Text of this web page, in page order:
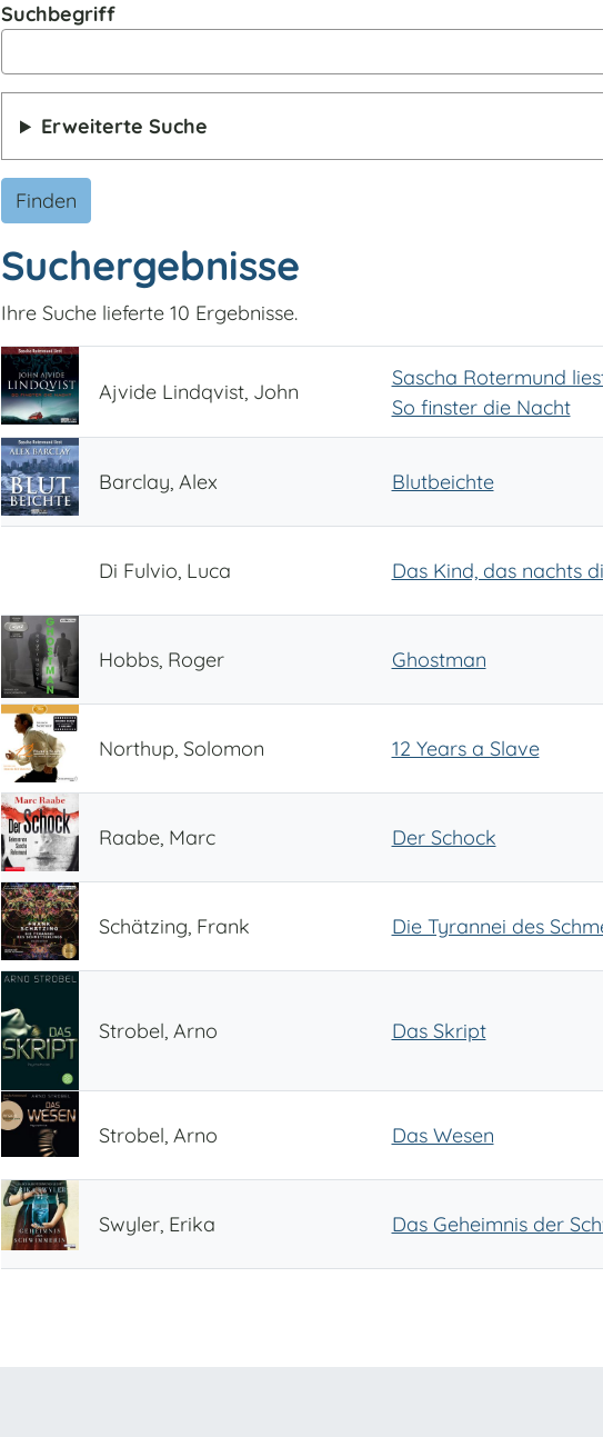
Suchbegriff
Erweiterte Suche
Finden
Suchergebnisse
Ihre Suche lieferte 10 Ergebnisse.
Ajvide Lindqvist, John
Sascha Rotermund
So finster die Nacht
Barclay, Alex Blutbeichte
Di Fulvio, Luca Das Kind, das nachts
Hobbs, Roger Ghostman
Northup, Solomon 12 Years a Slave
Raabe, Marc Der Schock
Schätzing, Frank Die Tyrannei des
Strobel, Arno Das Skript
Strobel, Arno Das Wesen
Swyler, Erika Das Geheimnis der